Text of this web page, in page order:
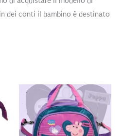
dei conti il bambino è destinato